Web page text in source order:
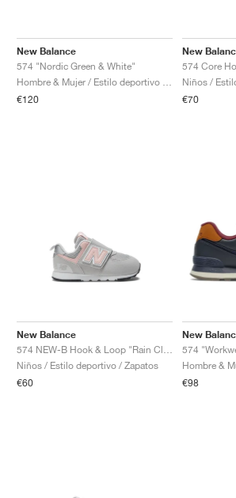
New Balance
574 "Nordic Green & White"
€120
New
Niños /
€70
New Balance
Niños / Estilo deportivo / Zapatos
€60
New
574
€98